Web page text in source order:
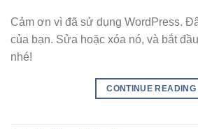
Cảm ơn vì đã sử dụng WordPress.
của bạn. Sửa hoặc xóa nó, và bắt
nhé!
CONTINUE READING